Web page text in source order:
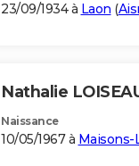
23/09/1934 à Laon (
Nathalie
Naissance
10/05/1967 à Maisons-